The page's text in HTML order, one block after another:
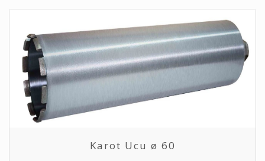
Karot Ucu ø 60